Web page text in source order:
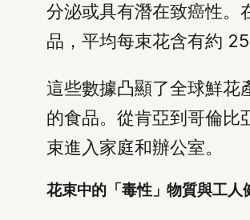
分泌或具有潛在致癌性。
品，平均每束花含有約 25
這些數據凸顯了全球鮮花
的食品。從肯亞到哥倫比
束進入家庭和辦公室。
花束中的「毒性」物質與工人